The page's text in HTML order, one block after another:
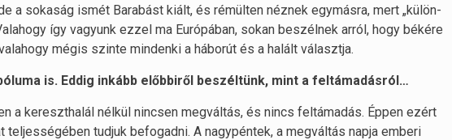
a sokaság ismét Barabást kiált, és rémülten néznek egymásra, mert „külön-
így vagyunk ezzel ma Európában, sokan beszélnek arról, hogy békére
mégis szinte mindenki a háborút és a halált választja.
is. Eddig inkább előbbiről beszéltünk, mint a feltámadásról…
a kereszthalál nélkül nincsen megváltás, és nincs feltámadás. Éppen ezért
tudjuk befogadni. A nagypéntek, a megváltás napja emberi